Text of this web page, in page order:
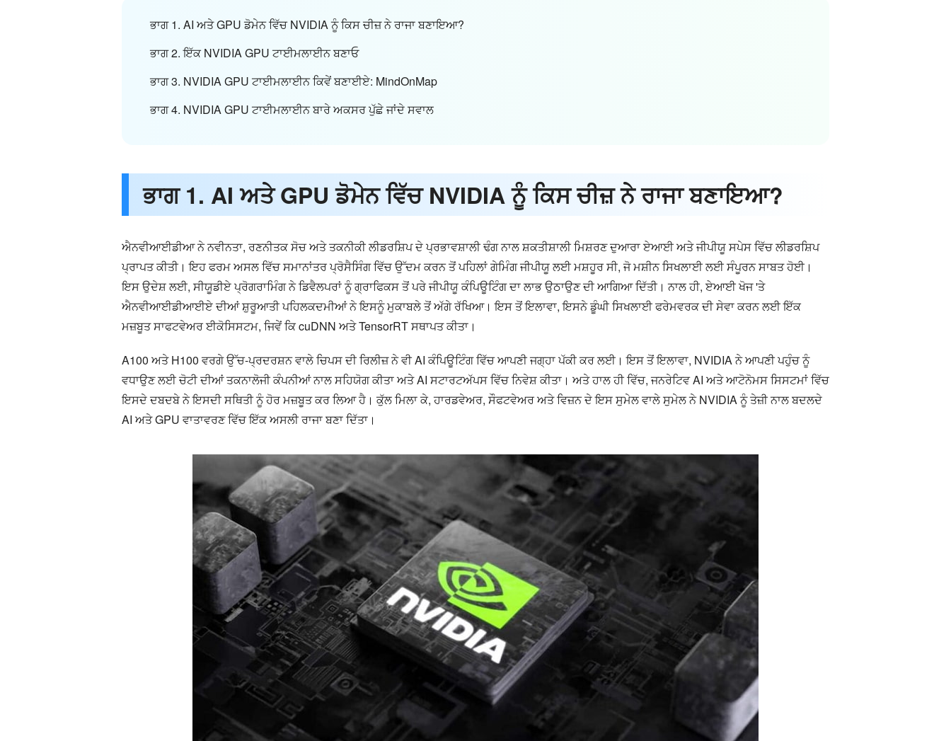
ਭਾਗ 1. AI ਅਤੇ GPU ਡੋਮੇਨ ਵਿੱਚ NVIDIA ਨੂੰ ਕਿਸ ਚੀਜ਼ ਨੇ ਰਾਜਾ ਬਣਾਇਆ?
ਭਾਗ 2. ਇੱਕ NVIDIA GPU ਟਾਈਮਲਾਈਨ ਬਣਾਓ
ਭਾਗ 3. NVIDIA GPU ਟਾਈਮਲਾਈਨ ਕਿਵੇਂ ਬਣਾਈਏ: MindOnMap
ਭਾਗ 4. NVIDIA GPU ਟਾਈਮਲਾਈਨ ਬਾਰੇ ਅਕਸਰ ਪੁੱਛੇ ਜਾਂਦੇ ਸਵਾਲ
ਭਾਗ 1. AI ਅਤੇ GPU ਡੋਮੇਨ ਵਿੱਚ NVIDIA ਨੂੰ ਕਿਸ ਚੀਜ਼ ਨੇ ਰਾਜਾ ਬਣਾਇਆ?
ਐਨਵੀਆਈਡੀਆ ਨੇ ਨਵੀਨਤਾ, ਰਣਨੀਤਕ ਸੋਚ ਅਤੇ ਤਕਨੀਕੀ ਲੀਡਰਸ਼ਿਪ ਦੇ ਪ੍ਰਭਾਵਸ਼ਾਲੀ ਢੰਗ ਨਾਲ ਸ਼ਕਤੀਸ਼ਾਲੀ ਮਿਸ਼ਰਣ ਦੁਆਰਾ ਏਆਈ ਅਤੇ ਜੀਪੀਯੂ ਸਪੇਸ ਵਿੱਚ ਲੀਡਰਸ਼ਿਪ
ਪ੍ਰਾਪਤ ਕੀਤੀ। ਇਹ ਫਰਮ ਅਸਲ ਵਿੱਚ ਸਮਾਨਾਂਤਰ ਪ੍ਰੋਸੈਸਿੰਗ ਵਿੱਚ ਉੱਦਮ ਕਰਨ ਤੋਂ ਪਹਿਲਾਂ ਗੇਮਿੰਗ ਜੀਪੀਯੂ ਲਈ ਮਸ਼ਹੂਰ ਸੀ, ਜੋ ਮਸ਼ੀਨ ਸਿਖਲਾਈ ਲਈ ਸੰਪੂਰਨ ਸਾਬਤ ਹੋਈ।
ਇਸ ਉਦੇਸ਼ ਲਈ, ਸੀਯੂਡੀਏ ਪ੍ਰੋਗਰਾਮਿੰਗ ਨੇ ਡਿਵੈਲਪਰਾਂ ਨੂੰ ਗ੍ਰਾਫਿਕਸ ਤੋਂ ਪਰੇ ਜੀਪੀਯੂ ਕੰਪਿਊਟਿੰਗ ਦਾ ਲਾਭ ਉਠਾਉਣ ਦੀ ਆਗਿਆ ਦਿੱਤੀ। ਨਾਲ ਹੀ, ਏਆਈ ਖੋਜ 'ਤੇ
ਐਨਵੀਆਈਡੀਆਈਏ ਦੀਆਂ ਸ਼ੁਰੂਆਤੀ ਪਹਿਲਕਦਮੀਆਂ ਨੇ ਇਸਨੂੰ ਮੁਕਾਬਲੇ ਤੋਂ ਅੱਗੇ ਰੱਖਿਆ। ਇਸ ਤੋਂ ਇਲਾਵਾ, ਇਸਨੇ ਡੂੰਘੀ ਸਿਖਲਾਈ ਫਰੇਮਵਰਕ ਦੀ ਸੇਵਾ ਕਰਨ ਲਈ ਇੱਕ
ਮਜ਼ਬੂਤ ਸਾਫਟਵੇਅਰ ਈਕੋਸਿਸਟਮ, ਜਿਵੇਂ ਕਿ cuDNN ਅਤੇ TensorRT ਸਥਾਪਤ ਕੀਤਾ।
A100 ਅਤੇ H100 ਵਰਗੇ ਉੱਚ-ਪ੍ਰਦਰਸ਼ਨ ਵਾਲੇ ਚਿਪਸ ਦੀ ਰਿਲੀਜ਼ ਨੇ ਵੀ AI ਕੰਪਿਊਟਿੰਗ ਵਿੱਚ ਆਪਣੀ ਜਗ੍ਹਾ ਪੱਕੀ ਕਰ ਲਈ। ਇਸ ਤੋਂ ਇਲਾਵਾ, NVIDIA ਨੇ ਆਪਣੀ ਪਹੁੰਚ ਨੂੰ
ਵਧਾਉਣ ਲਈ ਚੋਟੀ ਦੀਆਂ ਤਕਨਾਲੋਜੀ ਕੰਪਨੀਆਂ ਨਾਲ ਸਹਿਯੋਗ ਕੀਤਾ ਅਤੇ AI ਸਟਾਰਟਅੱਪਸ ਵਿੱਚ ਨਿਵੇਸ਼ ਕੀਤਾ। ਅਤੇ ਹਾਲ ਹੀ ਵਿੱਚ, ਜਨਰੇਟਿਵ AI ਅਤੇ ਆਟੋਨੋਮਸ ਸਿਸਟਮਾਂ ਵਿੱਚ
ਇਸਦੇ ਦਬਦਬੇ ਨੇ ਇਸਦੀ ਸਥਿਤੀ ਨੂੰ ਹੋਰ ਮਜ਼ਬੂਤ ਕਰ ਲਿਆ ਹੈ। ਕੁੱਲ ਮਿਲਾ ਕੇ, ਹਾਰਡਵੇਅਰ, ਸੌਫਟਵੇਅਰ ਅਤੇ ਵਿਜ਼ਨ ਦੇ ਇਸ ਸੁਮੇਲ ਵਾਲੇ ਸੁਮੇਲ ਨੇ NVIDIA ਨੂੰ ਤੇਜ਼ੀ ਨਾਲ ਬਦਲਦੇ
AI ਅਤੇ GPU ਵਾਤਾਵਰਣ ਵਿੱਚ ਇੱਕ ਅਸਲੀ ਰਾਜਾ ਬਣਾ ਦਿੱਤਾ।